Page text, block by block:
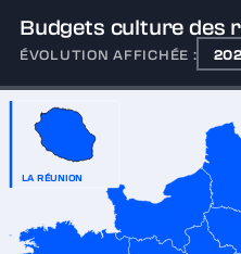
Budgets culture des
ÉVOLUTION AFFICHÉE :
LA RÉUNION